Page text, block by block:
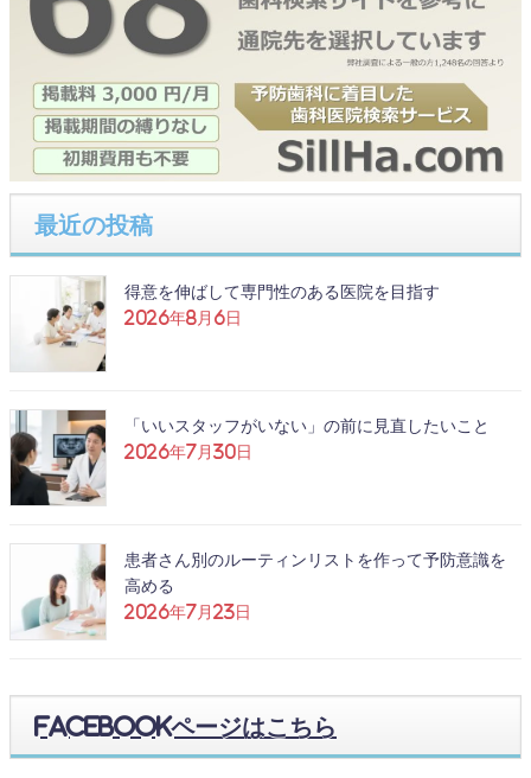
最近の投稿
得意を伸ばして専門性のある医院を目指す
2026年8月6日
「いいスタッフがいない」の前に見直したいこと
2026年7月30日
患者さん別のルーティンリストを作って予防意識を
高める
2026年7月23日
Facebookページはこちら